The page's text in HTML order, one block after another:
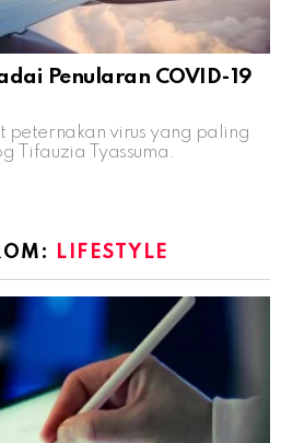
Penularan COVID-19
peternakan virus yang paling
Tifauzia Tyassuma.
LIFESTYLE